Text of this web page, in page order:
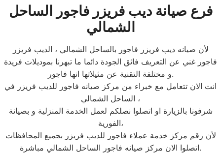
فرع صيانة ديب فريزر فاجور الساحل
الشمالي
لأن صيانه ديب فريزر فاجور بالساحل الشمالي ، الديب فريزر
فاجور غني عن التعريف فائق الجودة دائما ما تبهرنا بموديلات فريدة
و مختلفة التقنية عن مثيلاتها انها فاجور.
انت الان تتعامل مع خبراء من مركز صيانه فاجور للديب فريزر في
الساحل الشمالي ،
شرفونا بالزيارة او اتصلوا نصلكم لعمل الخدمة المنزلية و بصيانة
الفورية،
لأن رقم مركز خدمة عملاء فاجور للديب فريزر بجميع المحافظات
اتصلوا الان مركز صيانه فاجور الساحل الشمالي مباشرة.